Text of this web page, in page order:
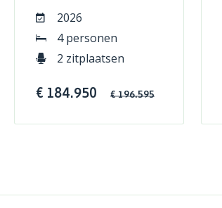
2026
4 personen
2 zitplaatsen
€ 184.950 € 196.595